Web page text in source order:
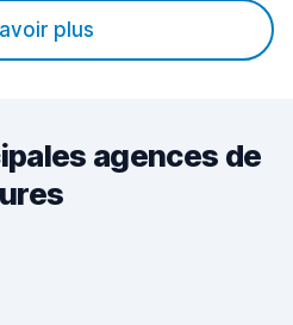
plus
agences de